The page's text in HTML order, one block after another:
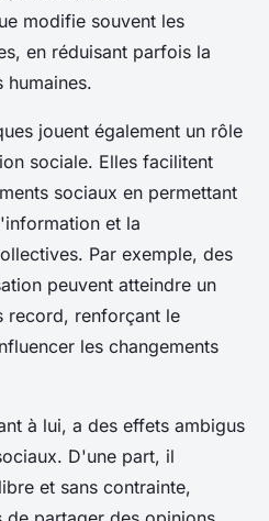
modifie souvent les
en réduisant parfois la
humaines.
jouent également un rôle
sociale. Elles facilitent
sociaux en permettant
et la
Par exemple, des
peuvent atteindre un
record, renforçant le
les changements
à lui, a des effets ambigus
D'une part, il
et sans contrainte,